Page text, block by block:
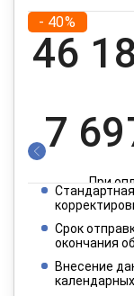
- 40%
46
7
При
3
При
Срок
окончания
Внесение